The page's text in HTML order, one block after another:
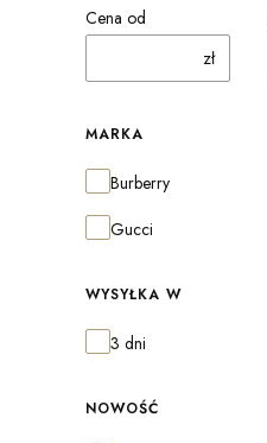
Cena od
zł
MARKA
Marka
Burberry
Gucci
WYSYŁKA W
Wysyłka w
3 dni
NOWOŚĆ